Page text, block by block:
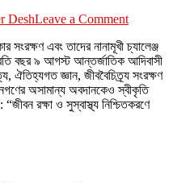
DeshLeave a Commenton
আদিবাসী
দিবস
২০২৬:
ন্যায়বিচার,
সমঅধিকার
এবং তাদের নানামূখী চ্যালেঞ্জ
বছর ৯ আগস্ট আন্তর্জাতিক আদিবাসী
ঐতিহ্যগত জ্ঞান, জীববৈচিত্র্য সংরক্ষণ
অসামান্য অবদানকেও স্বীকৃতি
রক্ষা ও সুস্বাস্থ্য নিশ্চিতকরণে